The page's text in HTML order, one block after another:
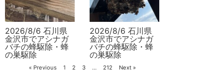
2026/8/6 石川県
金沢市でアシナガ
バチの蜂駆除・蜂
の巣駆除
2026/8/6 石川県
金沢市でアシナガ
バチの蜂駆除・蜂
の巣駆除
« Previous 1 2 3 … 212 Next »